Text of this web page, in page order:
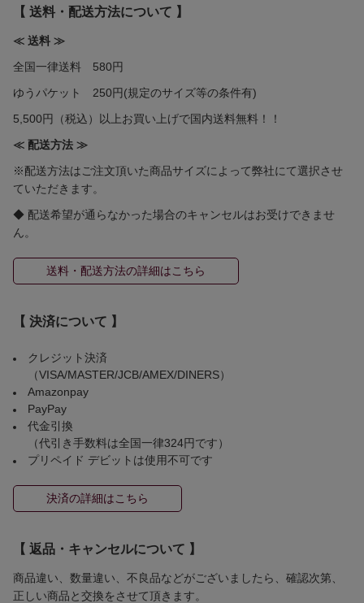
【 送料・配送方法について 】
≪ 送料 ≫
全国一律送料 580円
ゆうパケット 250円(規定のサイズ等の条件有)
5,500円（税込）以上お買い上げで国内送料無料！！
≪ 配送方法 ≫
※配送方法はご注文頂いた商品サイズによって弊社にて選択させ
ていただきます。
◆ 配送希望が通らなかった場合のキャンセルはお受けできませ
ん。
送料・配送方法の詳細はこちら
【 決済について 】
クレジット決済
（VISA/MASTER/JCB/AMEX/DINERS）
Amazonpay
PayPay
代金引換
（代引き手数料は全国一律324円です）
プリペイド デビットは使用不可です
決済の詳細はこちら
【 返品・キャンセルについて 】
商品違い、数量違い、不良品などがございましたら、確認次第、
正しい商品と交換をさせて頂きます。